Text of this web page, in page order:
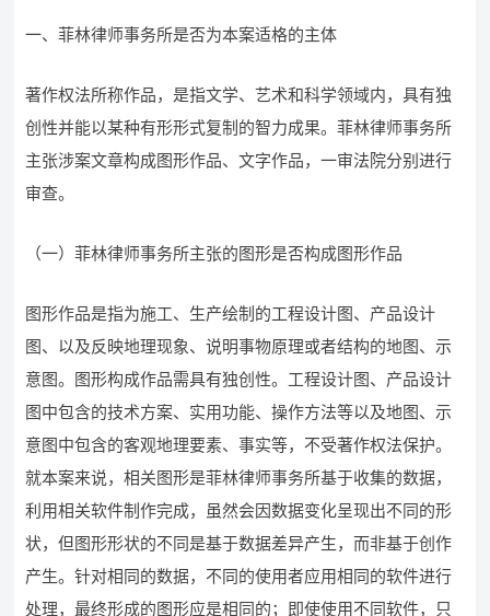
一、菲林律师事务所是否为本案适格的主体
著作权法所称作品，是指文学、艺术和科学领域内，具有独
创性并能以某种有形形式复制的智力成果。菲林律师事务所
主张涉案文章构成图形作品、文字作品，一审法院分别进行
审查。
（一）菲林律师事务所主张的图形是否构成图形作品
图形作品是指为施工、生产绘制的工程设计图、产品设计
图、以及反映地理现象、说明事物原理或者结构的地图、示
意图。图形构成作品需具有独创性。工程设计图、产品设计
图中包含的技术方案、实用功能、操作方法等以及地图、示
意图中包含的客观地理要素、事实等，不受著作权法保护。
就本案来说，相关图形是菲林律师事务所基于收集的数据，
利用相关软件制作完成，虽然会因数据变化呈现出不同的形
状，但图形形状的不同是基于数据差异产生，而非基于创作
产生。针对相同的数据，不同的使用者应用相同的软件进行
处理，最终形成的图形应是相同的；即使使用不同软件，只